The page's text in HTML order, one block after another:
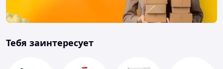
Тебя заинтересует